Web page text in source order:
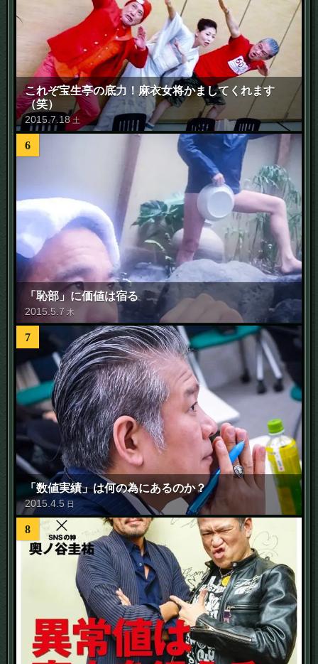
これぞ宝生亭の底力！麻衣女将かましてくれます
（笑）
2015.7.18 土
6
「恥部」に価値は宿る
2015.5.7 木
7
「数値実績」は何の為にあるのか？
2015.4.5 日
8